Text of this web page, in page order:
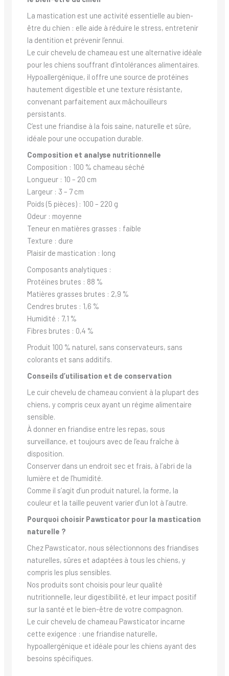
La mastication est une activité essentielle au bien-
être du chien : elle aide à réduire le stress, entretenir
la dentition et prévenir l’ennui.
Le cuir chevelu de chameau est une alternative idéale
pour les chiens souffrant d’intolérances alimentaires.
Hypoallergénique, il offre une source de protéines
hautement digestible et une texture résistante,
convenant parfaitement aux mâchouilleurs
persistants.
C’est une friandise à la fois saine, naturelle et sûre,
idéale pour une occupation durable.
Composition et analyse nutritionnelle
Composition : 100 % chameau séché
Longueur : 10 – 20 cm
Largeur : 3 – 7 cm
Poids (5 pièces) : 100 – 220 g
Odeur : moyenne
Teneur en matières grasses : faible
Texture : dure
Plaisir de mastication : long
Composants analytiques :
Protéines brutes : 88 %
Matières grasses brutes : 2,9 %
Cendres brutes : 1,6 %
Humidité : 7,1 %
Fibres brutes : 0,4 %
Produit 100 % naturel, sans conservateurs, sans
colorants et sans additifs.
Conseils d’utilisation et de conservation
Le cuir chevelu de chameau convient à la plupart des
chiens, y compris ceux ayant un régime alimentaire
sensible.
À donner en friandise entre les repas, sous
surveillance, et toujours avec de l’eau fraîche à
disposition.
Conserver dans un endroit sec et frais, à l’abri de la
lumière et de l’humidité.
Comme il s’agit d’un produit naturel, la forme, la
couleur et la taille peuvent varier d’un lot à l’autre.
Pourquoi choisir Pawsticator pour la mastication
naturelle ?
Chez Pawsticator, nous sélectionnons des friandises
naturelles, sûres et adaptées à tous les chiens, y
compris les plus sensibles.
Nos produits sont choisis pour leur qualité
nutritionnelle, leur digestibilité, et leur impact positif
sur la santé et le bien-être de votre compagnon.
Le cuir chevelu de chameau Pawsticator incarne
cette exigence : une friandise naturelle,
hypoallergénique et idéale pour les chiens ayant des
besoins spécifiques.